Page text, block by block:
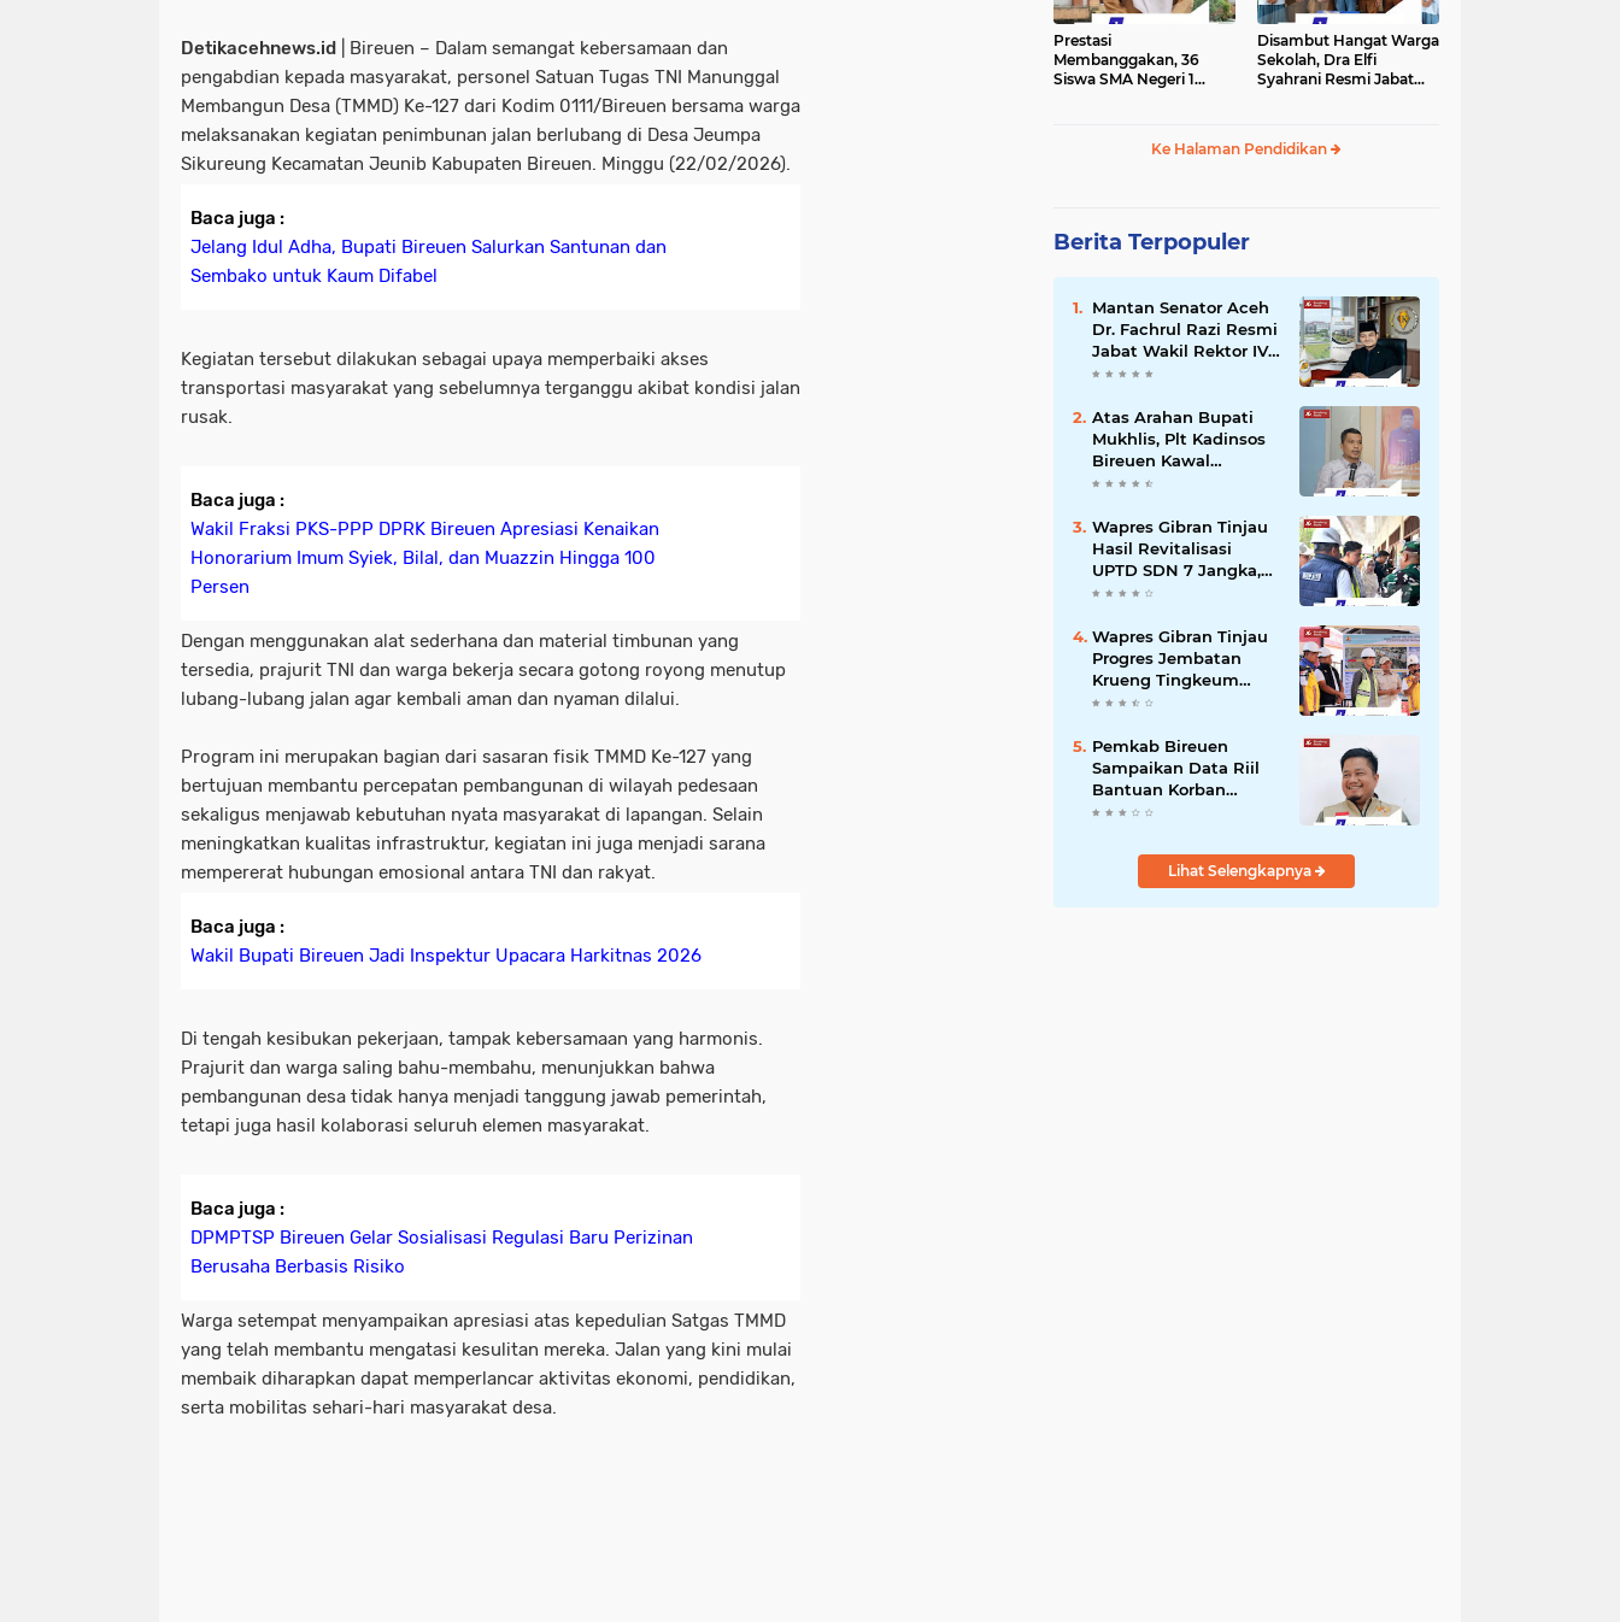
Detikacehnews.id | Bireuen – Dalam semangat kebersamaan dan
pengabdian kepada masyarakat, personel Satuan Tugas TNI Manunggal
Membangun Desa (TMMD) Ke-127 dari Kodim 0111/Bireuen bersama warga
melaksanakan kegiatan penimbunan jalan berlubang di Desa Jeumpa
Sikureung Kecamatan Jeunib Kabupaten Bireuen. Minggu (22/02/2026).
Baca juga :
Jelang Idul Adha, Bupati Bireuen Salurkan Santunan dan
Sembako untuk Kaum Difabel
Kegiatan tersebut dilakukan sebagai upaya memperbaiki akses
transportasi masyarakat yang sebelumnya terganggu akibat kondisi jalan
rusak.
Baca juga :
Wakil Fraksi PKS-PPP DPRK Bireuen Apresiasi Kenaikan
Honorarium Imum Syiek, Bilal, dan Muazzin Hingga 100
Persen
Dengan menggunakan alat sederhana dan material timbunan yang
tersedia, prajurit TNI dan warga bekerja secara gotong royong menutup
lubang-lubang jalan agar kembali aman dan nyaman dilalui.
Program ini merupakan bagian dari sasaran fisik TMMD Ke-127 yang
bertujuan membantu percepatan pembangunan di wilayah pedesaan
sekaligus menjawab kebutuhan nyata masyarakat di lapangan. Selain
meningkatkan kualitas infrastruktur, kegiatan ini juga menjadi sarana
mempererat hubungan emosional antara TNI dan rakyat.
Baca juga :
Wakil Bupati Bireuen Jadi Inspektur Upacara Harkitnas 2026
Di tengah kesibukan pekerjaan, tampak kebersamaan yang harmonis.
Prajurit dan warga saling bahu-membahu, menunjukkan bahwa
pembangunan desa tidak hanya menjadi tanggung jawab pemerintah,
tetapi juga hasil kolaborasi seluruh elemen masyarakat.
Baca juga :
DPMPTSP Bireuen Gelar Sosialisasi Regulasi Baru Perizinan
Berusaha Berbasis Risiko
Warga setempat menyampaikan apresiasi atas kepedulian Satgas TMMD
yang telah membantu mengatasi kesulitan mereka. Jalan yang kini mulai
membaik diharapkan dapat memperlancar aktivitas ekonomi, pendidikan,
serta mobilitas sehari-hari masyarakat desa.
Prestasi
Membanggakan, 36
Siswa SMA Negeri 1
Disambut Hangat Warga
Sekolah, Dra Elfi
Syahrani Resmi Jabat
Ke Halaman Pendidikan
Berita Terpopuler
Mantan Senator Aceh
Dr. Fachrul Razi Resmi
Jabat Wakil Rektor IV
Universitas Kartamulia
Atas Arahan Bupati
Mukhlis, Plt Kadinsos
Bireuen Kawal
Percepatan
Intens Berkoordinasi
dengan Kemensos
Wapres Gibran Tinjau
Hasil Revitalisasi
UPTD SDN 7 Jangka,
Pastikan Pemulihan
Pascabencana
Berjalan Optimal
Wapres Gibran Tinjau
Progres Jembatan
Krueng Tingkeum
Kuta Blang
Pemkab Bireuen
Sampaikan Data Riil
Bantuan Korban
Banjir, Tanggapi
Wapres
Lihat Selengkapnya